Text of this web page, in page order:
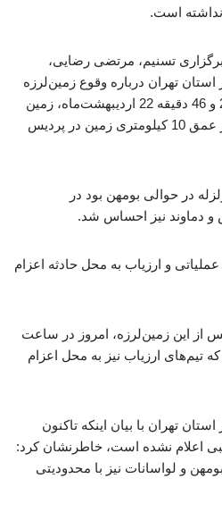
است.
تسنیم، مرتضی رضایی،
تهران درباره وقوع زمین‌لرزه
در تهران اظهار کرد: ساعت 23 و 46 دقیقه 22 اردیبهشت‌ماه، زمین
لرزه‌ای به بزرگی 4.6 ریشتر در عمق 10 کیلومتری زمین در پردیس
در حوالی بومهن بود در
و دماوند نیز احساس شد.
و ارزیاب به محل حادثه اعزام
از این زمین‌لرزه، امروز در ساعت
که تیم‌های ارزیاب نیز به محل اعزام
تهران با بیان اینکه تاکنون
اعلام نشده است، خاطرنشان کرد:
و لواسانات نیز با محدودیتی